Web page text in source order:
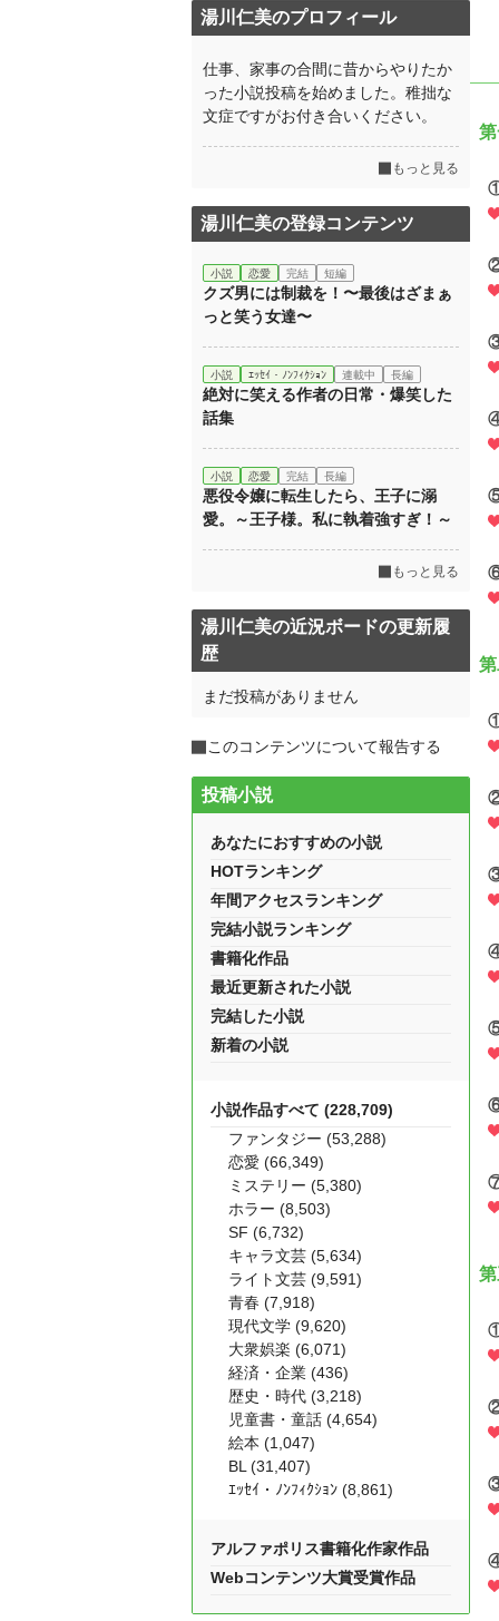
湯川仁美のプロフィール
仕事、家事の合間に昔からやりたか
った小説投稿を始めました。稚拙な
文症ですがお付き合いください。
もっと見る
湯川仁美の登録コンテンツ
小説 恋愛 完結 短編
クズ男には制裁を！〜最後はざまぁ
っと笑う女達〜
小説 ｴｯｾｲ・ﾉﾝﾌｨｸｼｮﾝ 連載中 長編
絶対に笑える作者の日常・爆笑した
話集
小説 恋愛 完結 長編
悪役令嬢に転生したら、王子に溺
愛。～王子様。私に執着強すぎ！～
もっと見る
湯川仁美の近況ボードの更新履
歴
まだ投稿がありません
このコンテンツについて報告する
投稿小説
あなたにおすすめの小説
HOTランキング
年間アクセスランキング
完結小説ランキング
書籍化作品
最近更新された小説
完結した小説
新着の小説
小説作品すべて (228,709)
ファンタジー (53,288)
恋愛 (66,349)
ミステリー (5,380)
ホラー (8,503)
SF (6,732)
キャラ文芸 (5,634)
ライト文芸 (9,591)
青春 (7,918)
現代文学 (9,620)
大衆娯楽 (6,071)
経済・企業 (436)
歴史・時代 (3,218)
児童書・童話 (4,654)
絵本 (1,047)
BL (31,407)
ｴｯｾｲ・ﾉﾝﾌｨｸｼｮﾝ (8,861)
アルファポリス書籍化作家作品
Webコンテンツ大賞受賞作品